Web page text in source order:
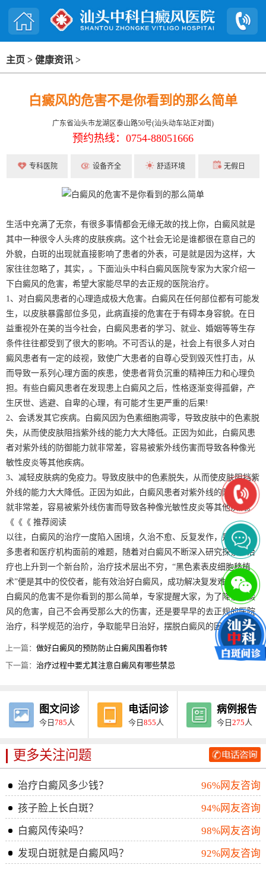
主页 > 健康资讯 >
白癜风的危害不是你看到的那么简单
广东省汕头市龙湖区泰山路50号(汕头动车站正对面)
预约热线：0754-88051666
专科医院 设备齐全 舒适环境 无假日
生活中充满了无奈，有很多事情都会无缘无故的找上你，白癜风就是
其中一种很令人头疼的皮肤疾病。这个社会无论是谁都很在意自己的
外貌，白斑的出现就直接影响了患者的外表，可是就是因为这样，大
家往往忽略了，其实，。下面汕头中科白癜风医院专家为大家介绍一
下白癜风的危害，希望大家能尽早的去正规的医院治疗。
1、对白癜风患者的心理造成极大危害。白癜风在任何部位都有可能发
生，以皮肤暴露部位多见，此病直接的危害在于有碍本身容貌。在日
益重视外在美的当今社会，白癜风患者的学习、就业、婚姻等等生存
条件往往都受到了很大的影响。不可否认的是，社会上有很多人对白
癜风患者有一定的歧视，致使广大患者的自尊心受到毁灭性打击，从
而导致一系列心理方面的疾患，使患者背负沉重的精神压力和心理负
担。有些白癜风患者在发现患上白癜风之后，性格逐渐变得孤僻，产
生厌世、逃避、自卑的心理，有可能才生更严重的后果!
2、会诱发其它疾病。白癜风因为色素细胞凋零，导致皮肤中的色素脱
失，从而使皮肤阻挡紫外线的能力大大降低。正因为如此，白癜风患
者对紫外线的防御能力就非常差，容易被紫外线伤害而导致各种像光
敏性皮炎等其他疾病。
3、减轻皮肤病的免疫力。导致皮肤中的色素脱失，从而使皮肤阻挡紫
外线的能力大大降低。正因为如此，白癜风患者对紫外线的防御能力
就非常差，容易被紫外线伤害而导致各种像光敏性皮炎等其他疾病。
《《《 推荐阅读
以往，白癜风的治疗一度陷入困境，久治不愈、反复发作，是摆在众
多患者和医疗机构面前的难题，随着对白癜风不断深入研究探索，治
疗也上升到一个新台阶，治疗技术层出不穷，“黑色素表皮细胞移植
术”便是其中的佼佼者，能有效治好白癜风，成功解决复发难题。
白癜风的危害不是你看到的那么简单，专家提醒大家，为了降低白癜
风的危害，自己不会再受那么大的伤害，还是要早早的去正规的医院
治疗，科学规范的治疗，争取能早日治好，摆脱白癜风的困扰。
上一篇：做好白癜风的预防防止白癜风围着你转
下一篇：治疗过程中要尤其注意白癜风有哪些禁忌
图文问诊
今日785 人
电话问诊
今日855 人
病例报告
今日275 人
更多关注问题
治疗白癜风多少钱？
96%网友咨询
孩子脸上长白斑？
94%网友咨询
白癜风传染吗？
98%网友咨询
发现白斑就是白癜风吗？
92%网友咨询